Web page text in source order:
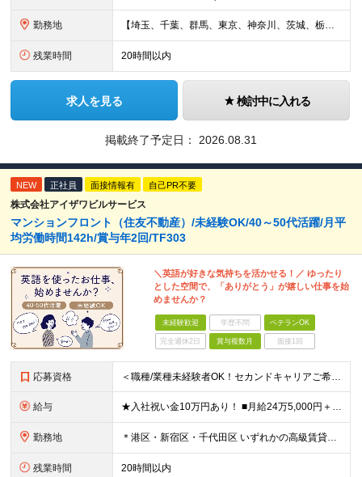
勤務地 【埼玉、千葉、群馬、東京、神奈川、茨城、栃木の各店舗で積極採用中！U・Iターン歓迎】 【群馬県】 安中/伊勢崎/太田/桐生/高崎/館林/富岡/ 中之条/藤岡/前橋 【茨城県】 古河/取手/竜ヶ崎
残業時間 20時間以内
求人を見る 検討中に入れる
掲載終了予定日： 2026.08.31
NEW 正社員 面接情報有 自己PR不要
株式会社アイザワビルサービス
マンションフロント（住友不動産）/未経験OK/40～50代活躍/月平
均労働時間142h/賞与年2回/TF303
＼英語が好きな気持ちを活かせる！／ ゆったり
とした空間で、「ありがとう」が嬉しい仕事を始
めませんか？
未経験歓迎 学歴不問 ベテランOK
完全週休2日 賞与複数月 面接1回
応募資格 ＜職種/業種未経験者OK！セカンドキャリアご希望の方も大歓迎！＞ ■高卒以上 ■英語が好きな方・抵抗がない方 ■60歳未満の方(定年年齢による理由) ＜面接は相互理解を大切にしています＞ 緊張して上
給与 ★入社祝い金10万円あり！ ■月給24万5,000円＋賞与年2回(2カ月/2025年実績)＋時間外手当＋資格手当＋交通費 ※一律英会話手当（2万円）を含みます ※給与は経験・能力等を考慮して決定し
勤務地 ＊港区・新宿区・千代田区 いずれかの高級賃貸マンションにて勤務 ◇港区南麻布エリア ◇新宿区エリア ◇千代田区エリア ★竣工するマンション（南青山）でのオープニング募集もあります！ 【本社】 東
残業時間 20時間以内